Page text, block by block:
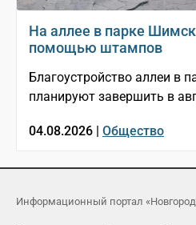
На аллее в парке
помощью штампов
Благоустройство аллеи в
планируют завершить в
04.08.2026 | Общество
Информационный портал